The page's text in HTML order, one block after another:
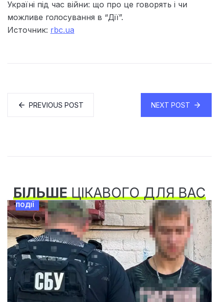
Україні під час війни: що про це говорять і чи
можливе голосування в “Дії”.
Источник: rbc.ua
PREVIOUS POST NEXT POST
БІЛЬШЕЦІКАВОГО ДЛЯ ВАС
ПОДІЇ